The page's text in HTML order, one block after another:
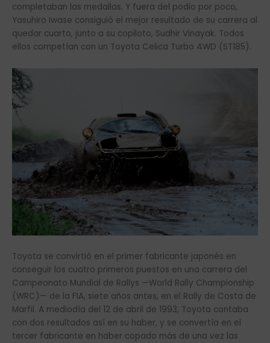
completaban las medallas. Y fuera del podio por poco,
Yasuhiro Iwase consiguió el mejor resultado de su carrera al
quedar cuarto, junto a su copiloto, Sudhir Vinayak. Todos
ellos competían con un Toyota Celica Turbo 4WD (ST185).
Toyota se convirtió en el primer fabricante japonés en
conseguir los cuatro primeros puestos en una carrera del
Campeonato Mundial de Rallys —World Rally Championship
(WRC)— de la FIA, siete años antes, en el Rally de Costa de
Marfil. A mediodía del 12 de abril de 1993, Toyota contaba
con dos resultados así en su haber, y se convertía en el
tercer fabricante en haber copado más de una vez las